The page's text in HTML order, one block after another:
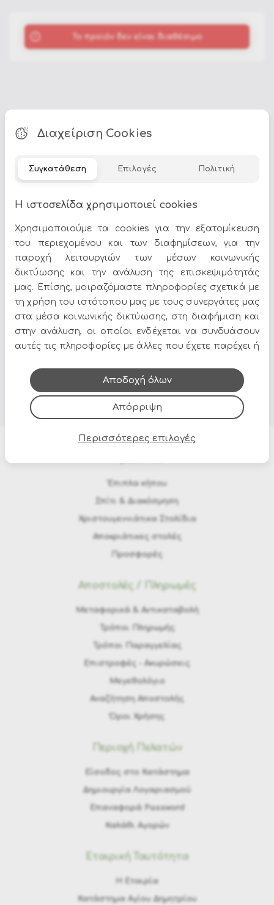
To προϊόν δεν είναι διαθέσιμο
ΤαΚαλάθια Απλυτων & Μπαούλα
και υλικά, για να ταιριάζουν απόλυτα με το στυλ του
σπιτιού σας.
Δείτε περισσότερα στο σπίτι & διακόσμηση
Όλες οι προσφορές και τα νέα του Epilegin,
στο email και τα social media!
Έπιπλα κήπου
Σπίτι & Διακόσμηση
Χριστουγεννιάτικα Στολίδια
Αποκριάτικες στολές
Προσφορές
Αποστολές / Πληρωμές
Μεταφορικά & Αντικαταβολή
Τρόποι Πληρωμής
Τρόποι Παραγγελίας
Eπιστροφές - Ακυρώσεις
Μεγεθολόγιο
Αναζήτηση Αποστολής
Όροι Χρήσης
Περιοχή Πελατών
Είσοδος στο Κατάστημα
Δημιουργία Λογαριασμού
Επαναφορά Password
Καλάθι Αγορών
Εταιρική Ταυτότητα
H Εταιρία
Κατάστημα Αγίου Δημητρίου
Διαχείριση Cookies
Συγκατάθεση Επιλογές Πολιτική
Η ιστοσελίδα χρησιμοποιεί cookies
Χρησιμοποιούμε τα cookies για την εξατομίκευση
του περιεχομένου και των διαφημίσεων, για την
παροχή λειτουργιών των μέσων κοινωνικής
δικτύωσης και την ανάλυση της επισκεψιμότητάς
μας. Επίσης, μοιραζόμαστε πληροφορίες σχετικά με
τη χρήση του ιστότοπου μας με τους συνεργάτες μας
στα μέσα κοινωνικής δικτύωσης, στη διαφήμιση και
στην ανάλυση, οι οποίοι ενδέχεται να συνδυάσουν
αυτές τις πληροφορίες με άλλες που έχετε παρέχει ή
τους.
Απόρριψη
Αποδοχή όλων
Περισσότερες επιλογές